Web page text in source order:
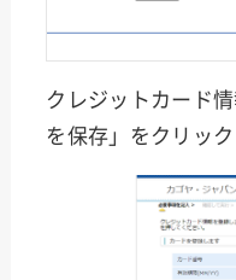
クレジットカード
を保存」をクリック